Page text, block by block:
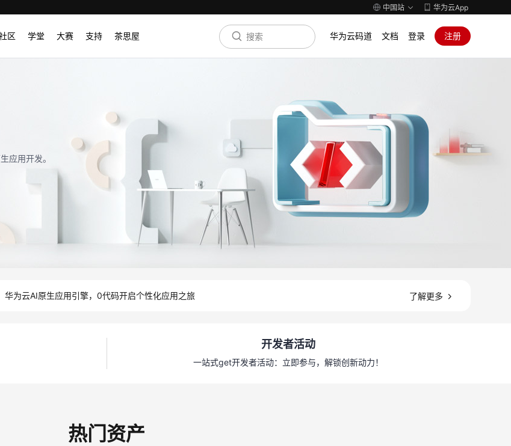
中国站 华为云App
区 学堂 大赛 支持 茶思屋 华为云码道 文档 登录 注册
应用开发。
华为云AI原生应用引擎，0代码开启个性化应用之旅 了解更多
开发者活动
一站式get开发者活动：立即参与，解锁创新动力！
热门资产